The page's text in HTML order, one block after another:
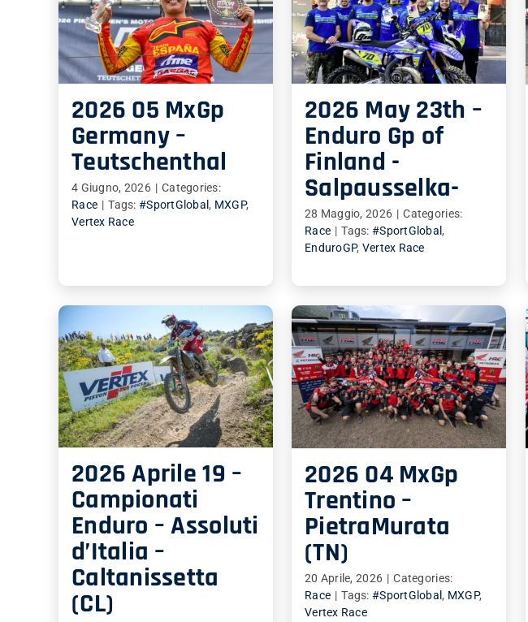
2026 05 MxGp
Germany –
Teutschenthal
4 Giugno, 2026 | Categories:
Race | Tags: #SportGlobal , MXGP,
Vertex Race
2026 May 23th –
Enduro Gp of
Finland -
Salpausselka-
28 Maggio, 2026 | Categories:
Race | Tags: #SportGlobal ,
EnduroGP, Vertex Race
2026 Aprile 19 –
Campionati
Enduro – Assoluti
d’Italia –
Caltanissetta
(CL)
2026 04 MxGp
Trentino –
PietraMurata
(TN)
20 Aprile, 2026 | Categories:
Race | Tags: #SportGlobal , MXGP,
Vertex Race